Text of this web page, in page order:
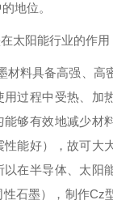
地位。
太阳能行业的作用
料具备高强、高
用过程中受热、加
能够有效地减少材
性能好），故可大
以在半导体、太阳
石墨），制作Cz